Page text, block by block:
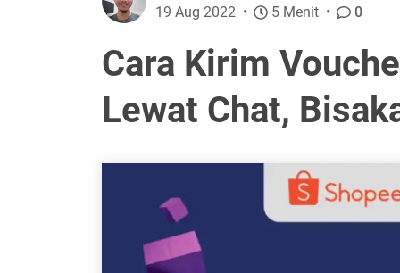
Cara Kirim
Lewat Chat,
19 Aug 2022
5 Menit 0